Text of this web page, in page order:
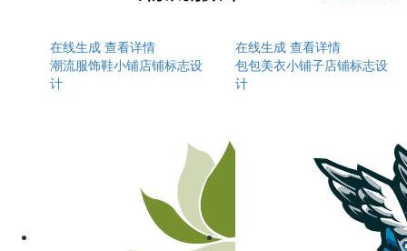
在线生成 查看详情
潮流服饰鞋小铺店铺标志设
计
在线生成 查看详情
包包美衣小铺子店铺标志设
计